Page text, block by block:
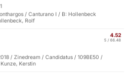
/ Canturano I / B: Hollenbeck
Rolf
4.52
5 / 66.48
/ Zinedream / Candidatus / 109BE50 /
Kerstin